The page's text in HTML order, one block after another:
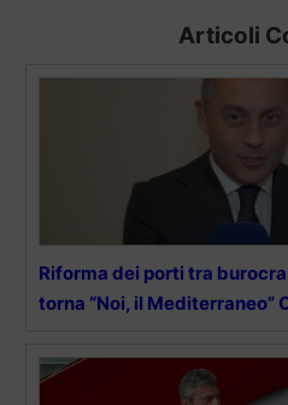
Articoli
Riforma dei porti tra
torna “Noi, il Mediterraneo”